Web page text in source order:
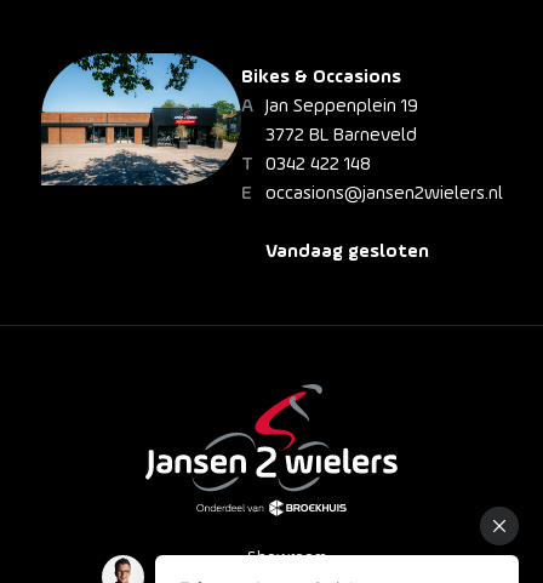
Bikes & Occasions
Jan Seppenplein 19
3772 BL Barneveld
0342 422 148
occasions@jansen2wielers.nl
Vandaag gesloten
Showroom